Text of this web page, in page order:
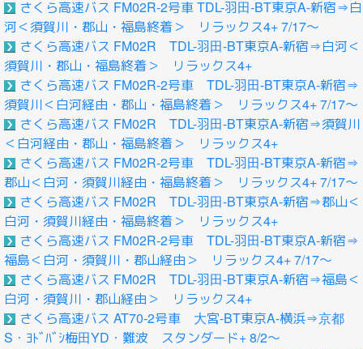
さくら高速バス FM02R-2号車 TDL-羽田-BT東京A-新宿⇒白
河＜須賀川・郡山・福島終着＞ リラックス4+ 7/17～
さくら高速バス FM02R TDL-羽田-BT東京A-新宿⇒白河＜
須賀川・郡山・福島終着＞ リラックス4+
さくら高速バス FM02R-2号車 TDL-羽田-BT東京A-新宿⇒
須賀川＜白河経由・郡山・福島終着＞ リラックス4+ 7/17～
さくら高速バス FM02R TDL-羽田-BT東京A-新宿⇒須賀川
＜白河経由・郡山・福島終着＞ リラックス4+
さくら高速バス FM02R-2号車 TDL-羽田-BT東京A-新宿⇒
郡山＜白河・須賀川経由・福島終着＞ リラックス4+ 7/17～
さくら高速バス FM02R TDL-羽田-BT東京A-新宿⇒郡山＜
白河・須賀川経由・福島終着＞ リラックス4+
さくら高速バス FM02R-2号車 TDL-羽田-BT東京A-新宿⇒
福島＜白河・須賀川・郡山経由＞ リラックス4+ 7/17～
さくら高速バス FM02R TDL-羽田-BT東京A-新宿⇒福島＜
白河・須賀川・郡山経由＞ リラックス4+
さくら高速バス AT70‐2号車 大宮-BT東京A-横浜⇒京都
S・ﾖﾄﾞﾊﾞｼ梅田YD・難波 スタンダード+ 8/2～